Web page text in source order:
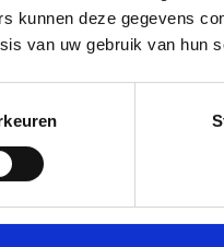
kunnen deze gegevens
van uw gebruik van hun